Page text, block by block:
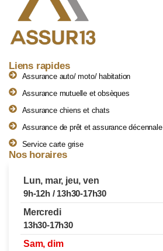
Liens rapides
Assurance auto/ moto/ habitation
Assurance mutuelle et obsèques
Assurance chiens et chats
Assurance de prêt et assurance décennale
Service carte grise
Nos horaires
Lun, mar, jeu, ven
9h-12h / 13h30-17h30
Mercredi
13h30-17h30
Sam, dim